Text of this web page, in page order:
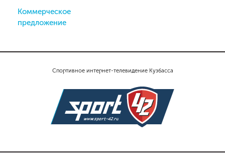
Спортивное интернет-телевидение Кузбасса
Коммерческое
предложение